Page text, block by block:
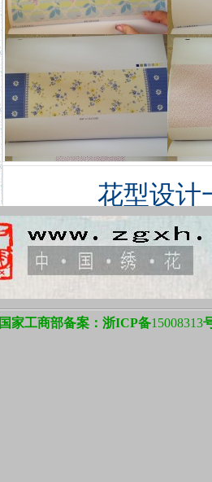
花型设计
国家工商部备案：浙ICP备15008313